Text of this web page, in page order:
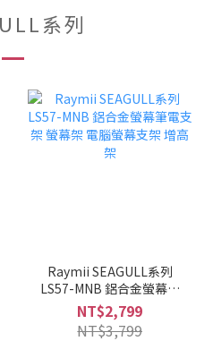
系列
Raymii SEAGULL系列
LS57-MNB 鋁合金螢幕筆
電支架 螢幕架 電腦螢幕支
架 增高架
NT$2,799
NT$3,799